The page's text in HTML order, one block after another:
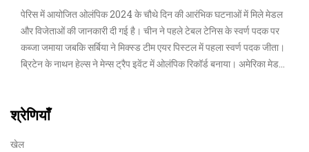
पेरिस में आयोजित ओलंपिक 2024 के चौथे दिन की आरंभिक घटनाओं में मिले मेडल
और विजेताओं की जानकारी दी गई है। चीन ने पहले टेबल टेनिस के स्वर्ण पदक पर
कब्जा जमाया जबकि सर्बिया ने मिक्स्ड टीम एयर पिस्टल में पहला स्वर्ण पदक जीता।
ब्रिटेन के नाथन हेल्स ने मेन्स ट्रैप इवेंट में ओलंपिक रिकॉर्ड बनाया। अमेरिका मेडल
श्रेणियाँ
खेल